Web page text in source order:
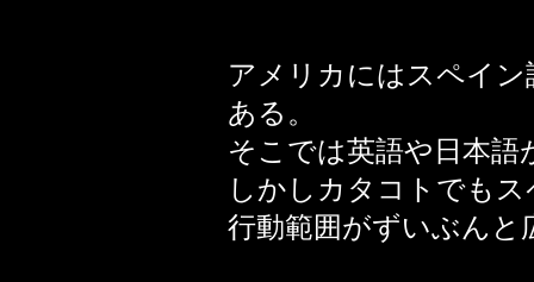
アメリカにはスペイ
ある。
そこでは英語や日本
しかしカタコトでも
行動範囲がずいぶんと